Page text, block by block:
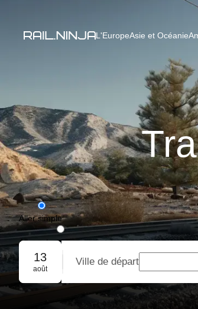
L'EuropeAsie et Océanie
Aller simple
Aller-retour
Réservation de groupe
13
août
Ville de départ